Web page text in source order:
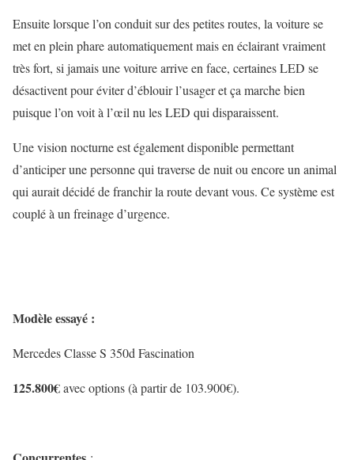
Ensuite lorsque l’on conduit sur des petites routes, la voiture se
met en plein phare automatiquement mais en éclairant vraiment
très fort, si jamais une voiture arrive en face, certaines LED se
désactivent pour éviter d’éblouir l’usager et ça marche bien
puisque l’on voit à l’œil nu les LED qui disparaissent.
Une vision nocturne est également disponible permettant
d’anticiper une personne qui traverse de nuit ou encore un animal
qui aurait décidé de franchir la route devant vous. Ce système est
couplé à un freinage d’urgence.
Modèle essayé :
Mercedes Classe S 350d Fascination
125.800€avec options (à partir de 103.900€).